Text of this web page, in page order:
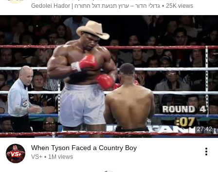
גדולי הדור – ערוץ תנועת דגל התורה | Gedolei Hador • 25K views
27:42
When Tyson Faced a Country Boy
VS+ • 1M views